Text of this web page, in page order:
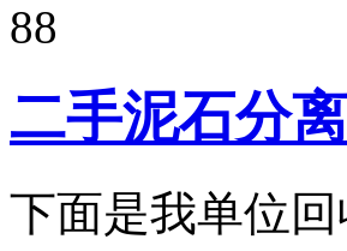
88
二手泥石分
下面是我单位